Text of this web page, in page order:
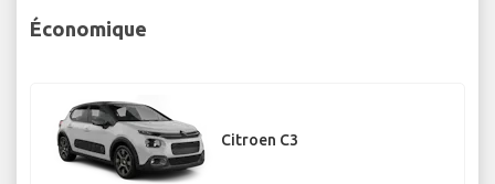
Économique
Citroen C3